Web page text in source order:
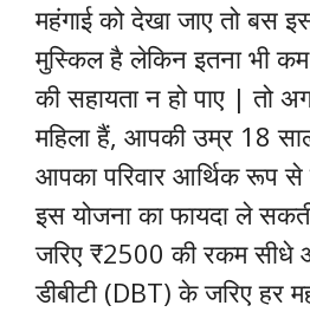
महंगाई को देखा जाए तो बस
मुस्किल है लेकिन इतना भी
की सहायता न हो पाए | तो
महिला हैं, आपकी उम्र 18
आपका परिवार आर्थिक रूप
इस योजना का फायदा ले
जरिए ₹2500 की रकम
डीबीटी (DBT) के जरिए हर